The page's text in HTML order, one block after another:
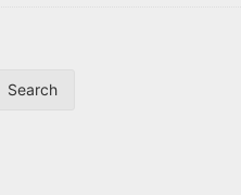
Search